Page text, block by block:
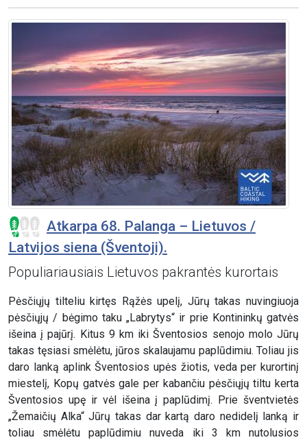
Atkarpa 68. Palanga – Lietuvos /
Latvijos siena (Šventoji).
Populiariausiais Lietuvos pakrantės kurortais
Pėsčiųjų tilteliu kirtęs Rąžės upelį, Jūrų takas nuvingiuoja
pėsčiųjų / bėgimo taku „Labrytys“ ir prie Kontininkų gatvės
išeina į pajūrį. Kitus 9 km iki Šventosios senojo molo Jūrų
takas tęsiasi smėlėtu, jūros skalaujamu paplūdimiu. Toliau jis
daro lanką aplink Šventosios upės žiotis, veda per kurortinį
miestelį, Kopų gatvės gale per kabančiu pėsčiųjų tiltu kerta
Šventosios upę ir vėl išeina į paplūdimį. Prie šventvietės
„Žemaičių Alka“ Jūrų takas dar kartą daro nedidelį lanką ir
toliau smėlėtu paplūdimiu nuveda iki 3 km nutolusios